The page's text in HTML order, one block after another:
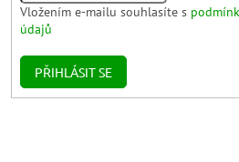
Vložením e-mailu souhlasíte s
údajů
PŘIHLÁSIT SE